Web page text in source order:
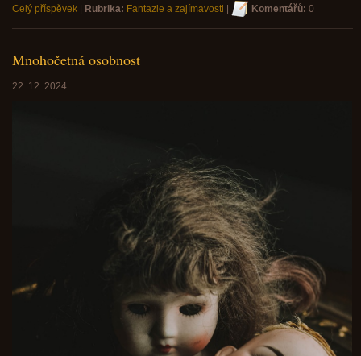
Celý příspěvek | Rubrika: Fantazie a zajímavosti | Komentářů: 0
Mnohočetná osobnost
22. 12. 2024